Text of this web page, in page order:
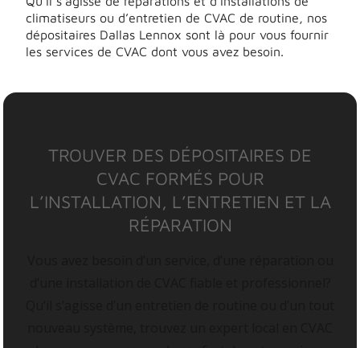
climatiseurs ou d’entretien de CVAC de routine, nos
dépositaires Dallas Lennox sont là pour vous fournir
les services de CVAC dont vous avez besoin.
TROUVER DES DÉPOSITAIRES DE
CVAC FORMÉS POUR
L’INSTALLATION, L’ENTRETIEN ET LA
RÉPARATION